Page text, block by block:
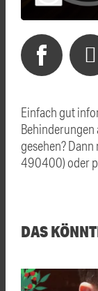
Einfach gut
Behinderungen
gesehen?
490400) oder
DAS